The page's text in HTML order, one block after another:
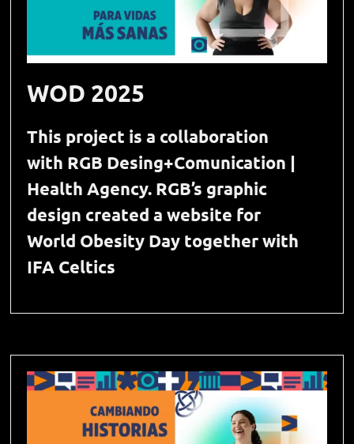
WOD 2025
This project is a collaboration
with RGB Desing+Comunication |
Health Agency. RGB’s graphic
design created a website for
World Obesity Day together with
IFA Celtics